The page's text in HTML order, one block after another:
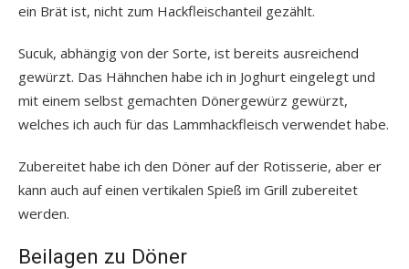
ein Brät ist, nicht zum Hackfleischanteil gezählt.
Sucuk, abhängig von der Sorte, ist bereits ausreichend
gewürzt. Das Hähnchen habe ich in Joghurt eingelegt und
mit einem selbst gemachten Dönergewürz gewürzt,
welches ich auch für das Lammhackfleisch verwendet habe.
Zubereitet habe ich den Döner auf der Rotisserie, aber er
kann auch auf einen vertikalen Spieß im Grill zubereitet
werden.
Beilagen zu Döner